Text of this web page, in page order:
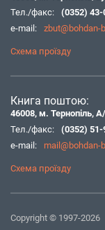
Тел./факс:
(0352) 43-
e-mail:
zbut@bohdan-
Схема проїзду
Книга поштою:
46008, м. Тернопіль,
Тел./факс:
(0352) 51-
e-mail:
mail@bohdan-
Схема проїзду
Copyright © 1997-2026